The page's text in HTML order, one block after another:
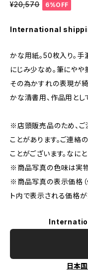
¥20,570 6%OFF
International
かな用紙。50枚入り。手
にじみ少なめ。筆にや
その為かすれの表現が綺
かな清書用、作品用とし
※店頭販売品のため、
ことがあります。ご連絡
ことがございます。なに
※商品写真の色味は実
※商品写真の表示価格（
ト内で表示される価格
日本